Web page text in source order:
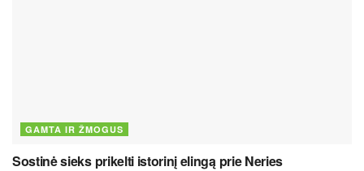
GAMTA IR ŽMOGUS
Sostinė sieks prikelti istorinį elingą prie Neries